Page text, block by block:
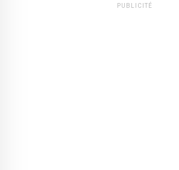
PUBLICITÉ